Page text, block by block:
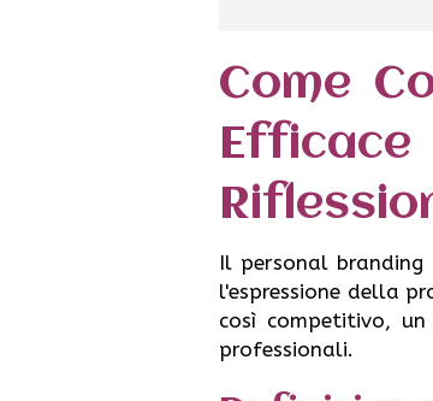
Come
Il personal
l'espressione della
così competitivo,
professionali.